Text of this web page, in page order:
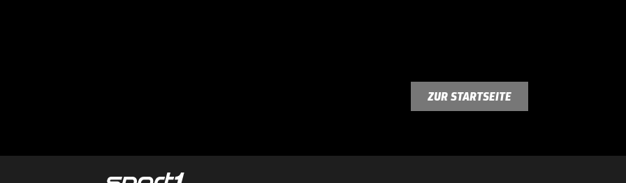
ZUR STARTSEITE